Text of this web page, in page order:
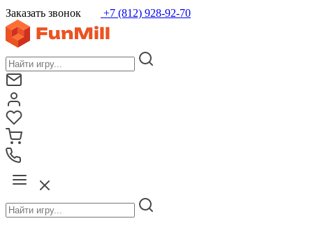
Заказать звонок
+7 (812) 928-92-70